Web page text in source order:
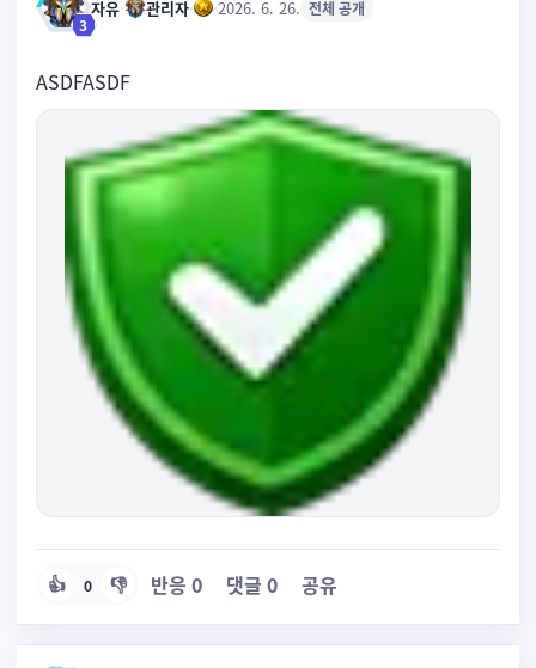
3
자유· 관리자· ·2026. 6. 26. 전체 공개
ASDFASDF
👍 0 👎 반응 0 댓글 0 공유